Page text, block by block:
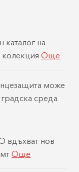
каталог на
колекцияОще
може
среда
вдъхват нов
Още